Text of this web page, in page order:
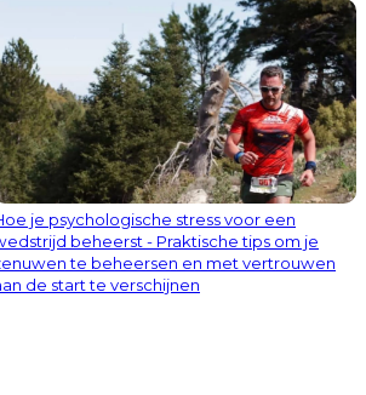
je psychologische stress voor een
beheerst - Praktische tips om je
te beheersen en met vertrouwen
de start te verschijnen